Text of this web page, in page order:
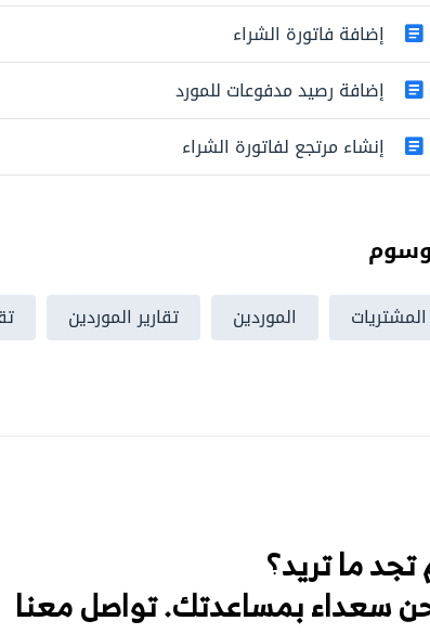
إضافة فاتورة الشراء
إضافة رصيد مدفوعات للمورد
إنشاء مرتجع لفاتورة الشراء
المشتريات الموردين تقارير الموردين
تجد ما تريد؟
سعداء بمساعدتك. تواصل معنا